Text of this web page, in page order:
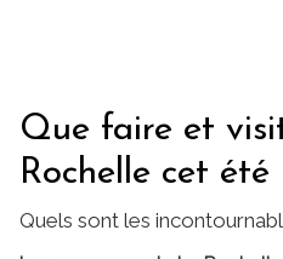
Que faire et
Rochelle cet été
Quels sont les